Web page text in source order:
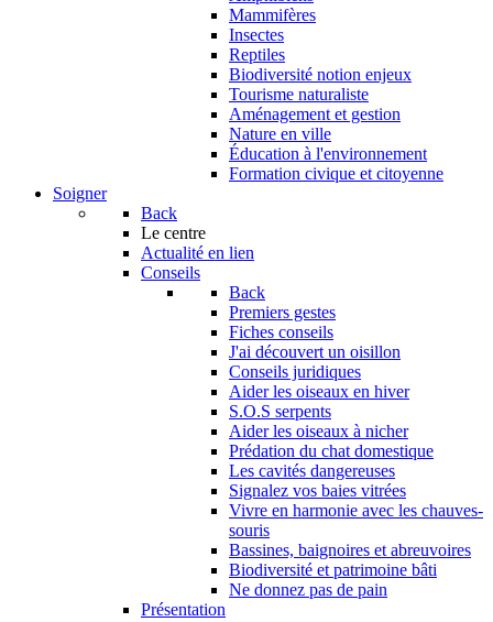
Mammifères
Insectes
Reptiles
Biodiversité notion enjeux
Tourisme naturaliste
Aménagement et gestion
Nature en ville
Éducation à l'environnement
Formation civique et citoyenne
Soigner
Back
Le centre
Actualité en lien
Conseils
Back
Premiers gestes
Fiches conseils
J'ai découvert un oisillon
Conseils juridiques
Aider les oiseaux en hiver
S.O.S serpents
Aider les oiseaux à nicher
Prédation du chat domestique
Les cavités dangereuses
Signalez vos baies vitrées
Vivre en harmonie avec les chauves-
souris
Bassines, baignoires et abreuvoires
Biodiversité et patrimoine bâti
Ne donnez pas de pain
Présentation